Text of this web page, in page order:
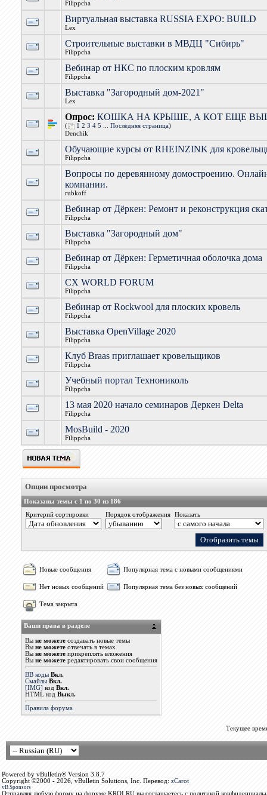
Filippcha
Виртуальная выставка RUSSIA EXPO: BUILD
Lex
Строительные выставки в МВДЦ "Сибирь"
Filippcha
Вебинар от НКС по плоским кровлям
Filippcha
Выставка "Загородный дом-2021"
Lex
Опрос: КОШКА НА КРЫШЕ, А КОТ ЕЩЕ
( 1 2 3 4 5 Последняя страница)
Denchik
Обучающие курсы от RHEINZINK для
Filippcha
Вопросы по деревянному домостроению.
компании.
rubkoff
Вебинар от Дёркен: Ремонт и реконструкция
Filippcha
Выставка "Загородный дом"
Filippcha
Вебинар от Дёркен: Герметичная оболочка дома
Filippcha
CХ WORLD FORUM
Filippcha
Вебинар от Rockwool для плоских кровель
Filippcha
Выставка OpenVillage 2020
Filippcha
Клуб Braas приглашает кровельщиков
Filippcha
Учебный портал Технониколь
Filippcha
13 мая 2020 начало семинаров Деркен Delta
Filippcha
MosBuild - 2020
Filippcha
Опции просмотра
Показаны темы с 1 по 30 из 186
Критерий сортировки
Порядок отображения Показать
Новые сообщения Популярная тема с новыми сообщениями
Нет новых сообщений Популярная тема без новых сообщений
Тема закрыта
Ваши права в разделе
Вы не можетесоздавать новые темы
Вы не можетеотвечать в темах
Вы не можетеприкреплять вложения
Вы не можетередактировать свои сообщения
BB коды Вкл.
Смайлы Вкл.
[IMG] код Вкл.
HTML код Выкл.
Правила форума
Текущее
Powered by vBulletin® Version 3.8.7
Copyright ©2000 - 2026, vBulletin Solutions, Inc. Перевод: zCarot
vB.Sponsors
Отправляя любую форму на форуме KROI.RU вы соглашаетесь с политикой